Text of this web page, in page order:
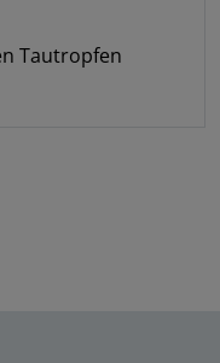
Tautropfen